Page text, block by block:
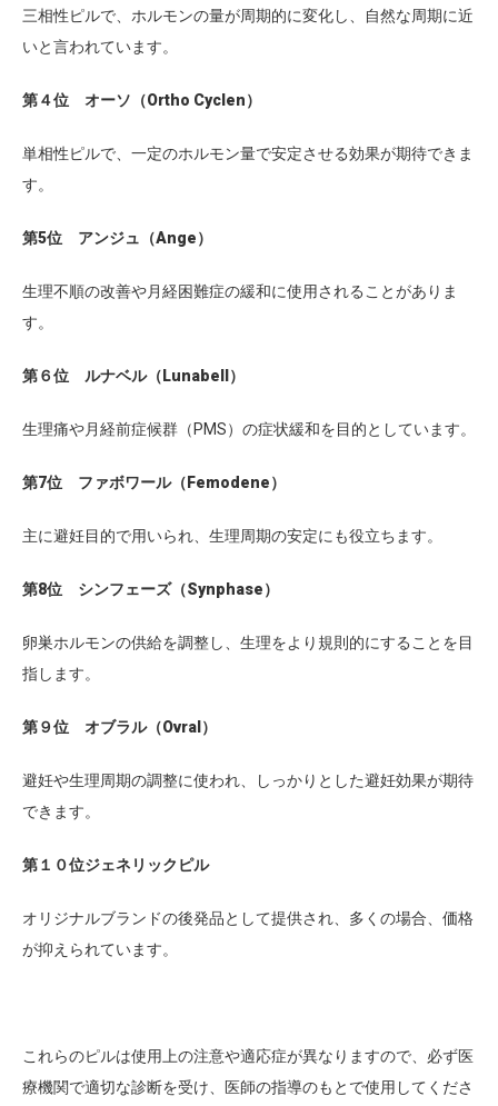
三相性ピルで、ホルモンの量が周期的に変化し、自然な周期に近
いと言われています。
第４位 オーソ（Ortho Cyclen）
単相性ピルで、一定のホルモン量で安定させる効果が期待できま
す。
第5位 アンジュ（Ange）
生理不順の改善や月経困難症の緩和に使用されることがありま
す。
第６位 ルナベル（Lunabell）
生理痛や月経前症候群（PMS）の症状緩和を目的としています。
第7位 ファボワール（Femodene）
主に避妊目的で用いられ、生理周期の安定にも役立ちます。
第8位 シンフェーズ（Synphase）
卵巣ホルモンの供給を調整し、生理をより規則的にすることを目
指します。
第９位 オブラル（Ovral）
避妊や生理周期の調整に使われ、しっかりとした避妊効果が期待
できます。
第１０位ジェネリックピル
オリジナルブランドの後発品として提供され、多くの場合、価格
が抑えられています。
これらのピルは使用上の注意や適応症が異なりますので、必ず医
療機関で適切な診断を受け、医師の指導のもとで使用してくださ